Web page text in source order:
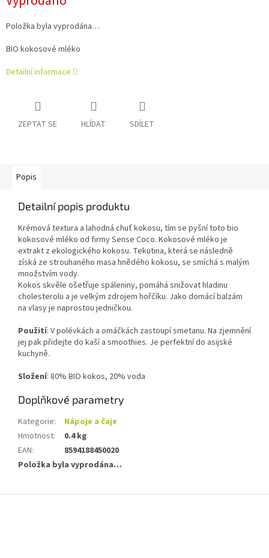
cena:
Položka byla vyprodána…
BIO kokosové mléko
Detailní informace
ZEPTAT SE HLÍDAT SDÍLET
Popis
Detailní popis produktu
Krémová textura a lahodná chuť kokosu, tím se pyšní toto bio
kokosové mléko od firmy Sense Coco. Kokosové mléko je
extrakt z ekologického kokosu. Tekutina, která se následně
získá ze strouhaného masa hnědého kokosu, se smíchá s malým
množstvím vody.
Kokos skvěle ošetřuje spáleniny, pomáhá snižovat hladinu
cholesterolu a je velkým zdrojem hořčíku. Jako domácí balzám
na vlasy je naprostou jedničkou.
Použití: V polévkách a omáčkách zastoupí smetanu. Na zjemnění
jej pak přidejte do kaší a smoothies. Je perfektní do asijské
kuchyně.
Složení: 80% BIO kokos, 20% voda
Doplňkové parametry
Kategorie:
Nápoje a čaje
Hmotnost:
0.4 kg
EAN:
8594188450020
Položka byla vyprodána…